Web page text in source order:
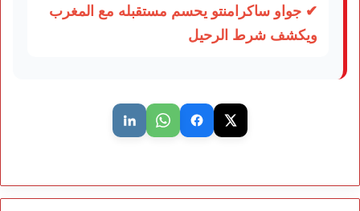
✔ جواو ساكرامنتو يحسم مستقبله مع المغرب
ويكشف شرط الرحيل